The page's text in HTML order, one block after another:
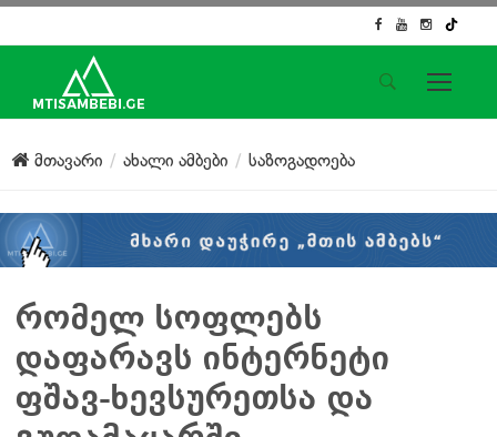
საიტის მენიუ
მთავარი
ქართული საქმე
კონტაქტი
სოციალური ქსელები
მთავარი ახალი ამბები საზოგადოება
რომელ სოფლებს
დაფარავს ინტერნეტი
ფშავ-ხევსურეთსა და